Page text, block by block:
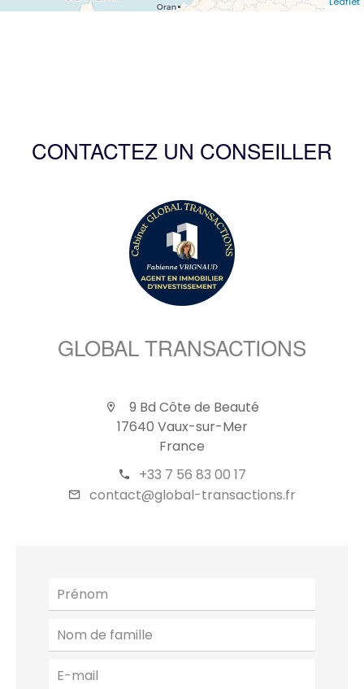
CONTACTEZ UN CONSEILLER
GLOBAL TRANSACTIONS
9 Bd Côte de Beauté
17640 Vaux-sur-Mer
France
+33 7 56 83 00 17
contact@global-transactions.fr